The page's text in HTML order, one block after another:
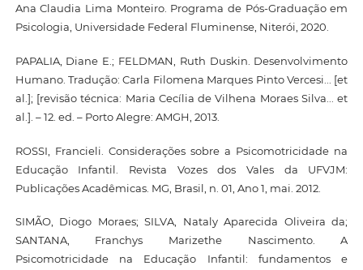
Ana Claudia Lima Monteiro. Programa de Pós-Graduação em
Psicologia, Universidade Federal Fluminense, Niterói, 2020.
PAPALIA, Diane E.; FELDMAN, Ruth Duskin. Desenvolvimento
Humano. Tradução: Carla Filomena Marques Pinto Vercesi... [et
al.]; [revisão técnica: Maria Cecília de Vilhena Moraes Silva... et
al.]. – 12. ed. – Porto Alegre: AMGH, 2013.
ROSSI, Francieli. Considerações sobre a Psicomotricidade na
Educação Infantil. Revista Vozes dos Vales da UFVJM:
Publicações Acadêmicas. MG, Brasil, n. 01, Ano 1, mai. 2012.
SIMÃO, Diogo Moraes; SILVA, Nataly Aparecida Oliveira da;
SANTANA, Franchys Marizethe Nascimento. A
Psicomotricidade na Educação Infantil: fundamentos e